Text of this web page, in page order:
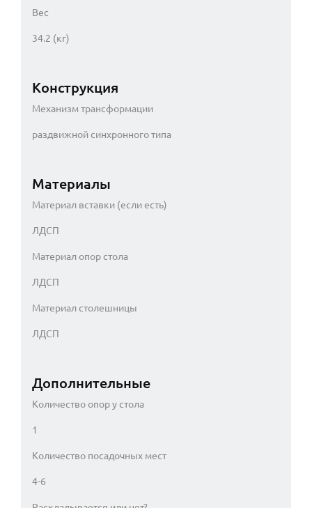
Вес
34.2 (кг)
Конструкция
Механизм трансформации
раздвижной синхронного типа
Материалы
Материал вставки (если есть)
ЛДСП
Материал опор стола
ЛДСП
Материал столешницы
ЛДСП
Дополнительные
Количество опор у стола
1
Количество посадочных мест
4-6